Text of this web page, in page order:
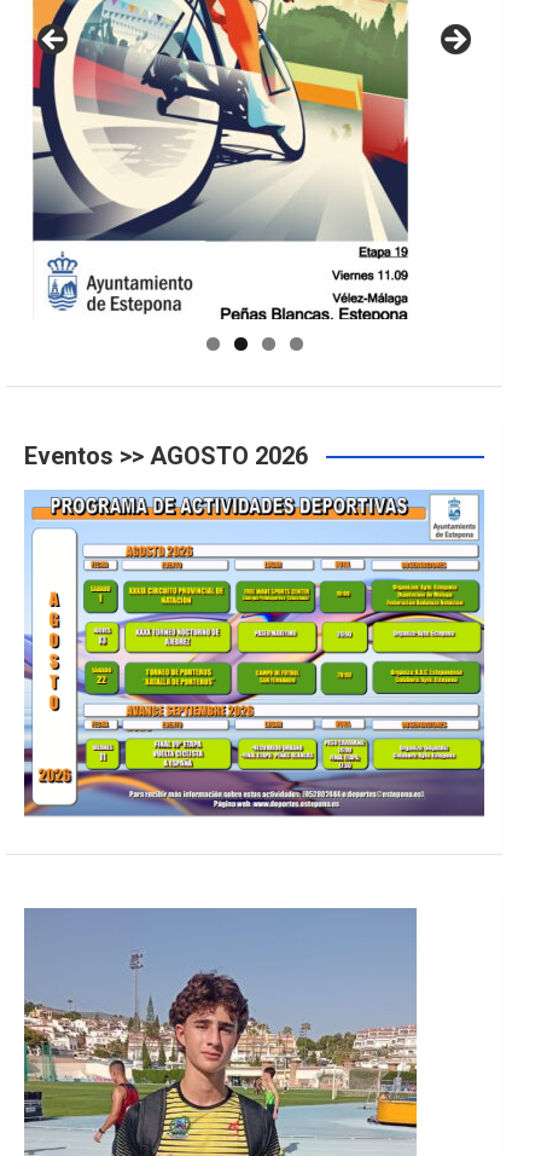
GUIA DE INSTALACIONES DEPORTIVAS
Eventos >> AGOSTO 2026